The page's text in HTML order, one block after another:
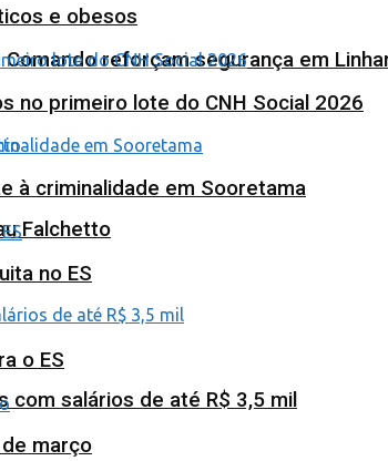
reforçam segurança em
Falchetto
salários de até R$ 3,5 mil
e obesos
no primeiro lote do CNH Social 2026
à criminalidade em Sooretama
no ES
o ES
março